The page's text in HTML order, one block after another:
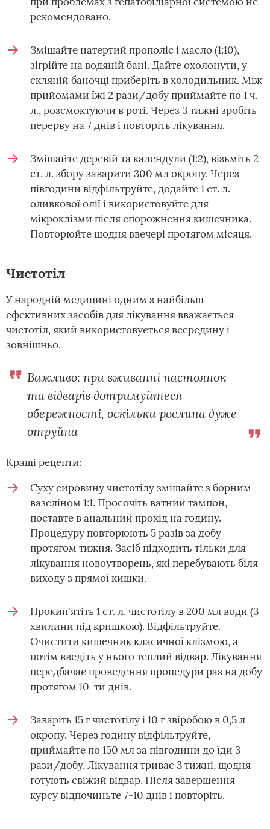
рекомендовано.
Змішайте натертий прополіс і масло (1:10),
зігрійте на водяній бані. Дайте охолонути, у
скляній баночці приберіть в холодильник. Між
прийомами їжі 2 рази/добу приймайте по 1 ч.
л., розсмоктуючи в роті. Через 3 тижні зробіть
перерву на 7 днів і повторіть лікування.
Змішайте деревій та календули (1:2), візьміть 2
ст. л. збору заварити 300 мл окропу. Через
півгодини відфільтруйте, додайте 1 ст. л.
оливкової олії і використовуйте для
мікроклізми після спорожнення кишечника.
Повторюйте щодня ввечері протягом місяця.
Чистотіл
У народній медицині одним з найбільш
ефективних засобів для лікування вважається
чистотіл, який використовується всередину і
зовнішньо.
Важливо: при вживанні настоянок
та відварів дотримуйтеся
обережності, оскільки рослина дуже
отруйна
Кращі рецепти:
Суху сировину чистотілу змішайте з борним
вазеліном 1:1. Просочіть ватний тампон,
поставте в анальний прохід на годину.
Процедуру повторюють 5 разів за добу
протягом тижня. Засіб підходить тільки для
лікування новоутворень, які перебувають біля
виходу з прямої кишки.
Прокип'ятіть 1 ст. л. чистотілу в 200 мл води (3
хвилини під кришкою). Відфільтруйте.
Очистити кишечник класичної клізмою, а
потім введіть у нього теплий відвар. Лікування
передбачає проведення процедури раз на добу
протягом 10-ти днів.
Заваріть 15 г чистотілу і 10 г звіробою в 0,5 л
окропу. Через годину відфільтруйте,
приймайте по 150 мл за півгодини до їди 3
рази/добу. Лікування триває 3 тижні, щодня
готують свіжий відвар. Після завершення
курсу відпочиньте 7-10 днів і повторіть.